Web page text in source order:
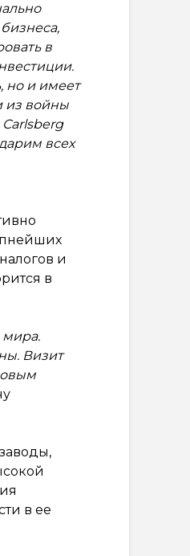
в
но и имеет
из войны
всех
и
в
мира.
Визит
в ее